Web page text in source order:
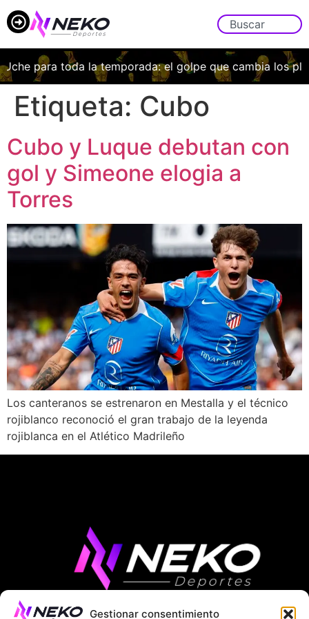
Gestionar consentimiento
para toda la temporada: el golpe que cambia los
Etiqueta: Cubo
Cubo y Luque debutan con
gol y Simeone elogia a
Torres
Los canteranos se estrenaron en Mestalla y el técnico
rojiblanco reconoció el gran trabajo de la leyenda
rojiblanca en el Atlético Madrileño